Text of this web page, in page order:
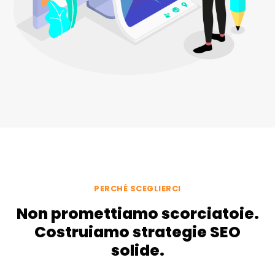
PERCHÉ SCEGLIERCI
Non promettiamo scorciatoie.
Costruiamo strategie SEO
solide.